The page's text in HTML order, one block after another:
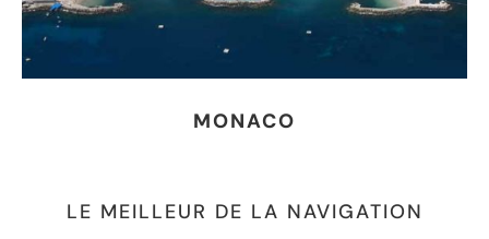
MONACO
LE MEILLEUR DE LA NAVIGATION